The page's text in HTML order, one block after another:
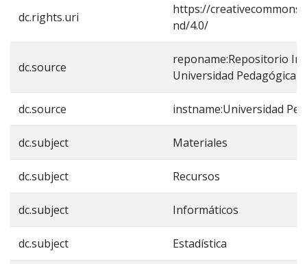
dc.rights.uri
https://
nd/4.0/
dc.source
reponame:Repositorio
Universidad Pedagógica
dc.source instname:Universidad
dc.subject Materiales
dc.subject Recursos
dc.subject Informáticos
dc.subject Estadística